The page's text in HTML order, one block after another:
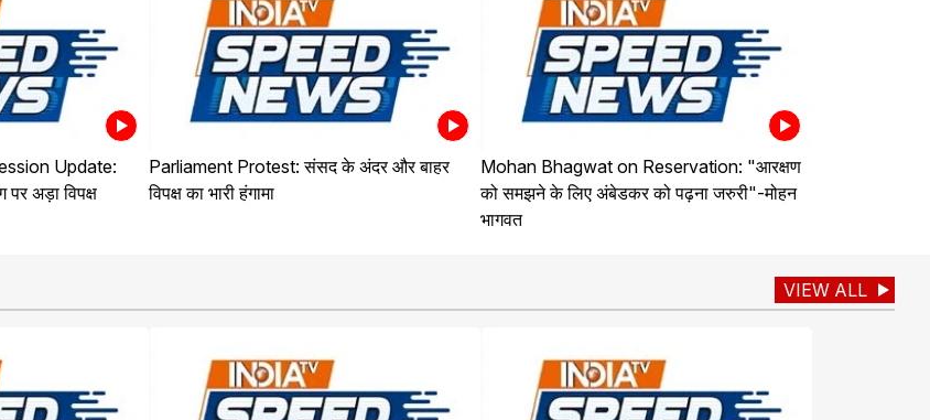
Update:
अड़ा विपक्ष
Parliament Protest: संसद के अंदर और बाहर
विपक्ष का भारी हंगामा
Mohan Bhagwat on Reservation: "आरक्षण
को समझने के लिए अंबेडकर को पढ़ना जरुरी"-मोहन
भागवत
VIEW ALL